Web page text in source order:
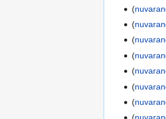
I
g
e
n
r
e
I
g
I
15
november
I